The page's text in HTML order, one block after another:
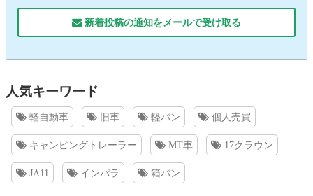
新着投稿の通知をメールで受け取る
人気キーワード
軽自動車 旧車 軽バン 個人売買
キャンピングトレーラー MT車 17クラウン
JA11 インパラ 箱バン